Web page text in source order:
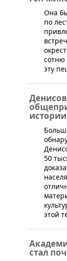
​Она
по
сотню
эту
50
этой
стал